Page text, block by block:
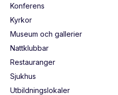
Konferens
Kyrkor
Museum och gallerier
Nattklubbar
Restauranger
Sjukhus
Utbildningslokaler